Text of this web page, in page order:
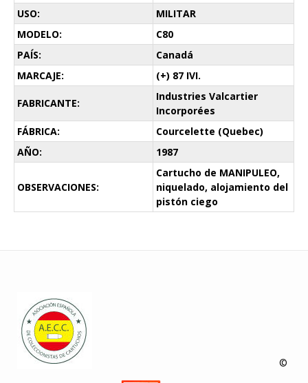
USO:
MILITAR
MODELO:
C80
PAÍS:
Canadá
MARCAJE:
(+) 87 IVI.
FABRICANTE:
Industries Valcartier
Incorporées
FÁBRICA:
Courcelette (Quebec)
AÑO:
1987
OBSERVACIONES:
Cartucho de MANIPULEO,
niquelado, alojamiento del
pistón ciego
©